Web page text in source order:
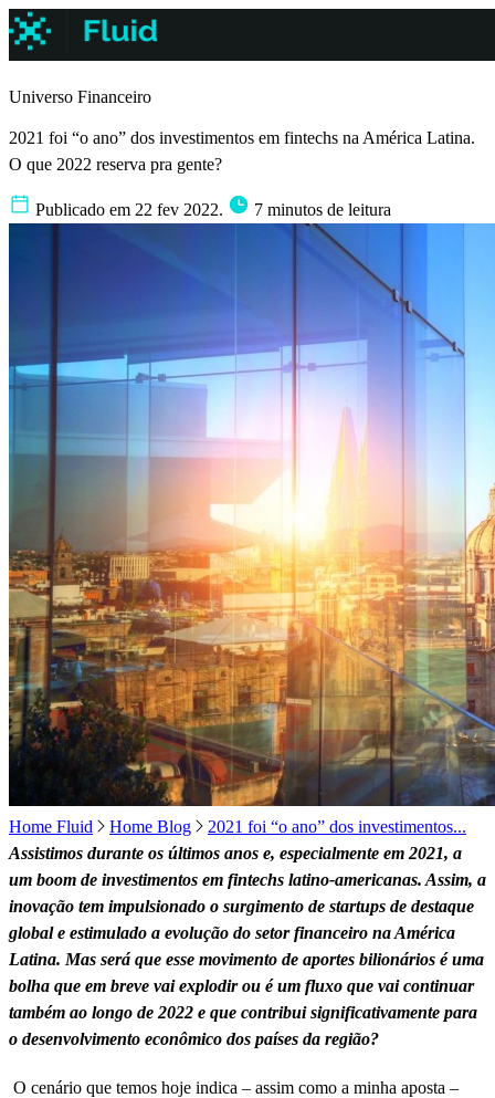
Universo Financeiro
2021 foi “o ano” dos investimentos em fintechs na América Latina.
O que 2022 reserva pra gente?
Publicado em 22 fev 2022. 7 minutos de leitura
Home Fluid Home Blog
2021 foi “o ano” dos investimentos...
Assistimos durante os últimos anos e, especialmente em 2021, a
um boom de investimentos em fintechs latino-americanas. Assim, a
inovação tem impulsionado o surgimento de startups de destaque
global e estimulado a evolução do setor financeiro na América
Latina. Mas será que esse movimento de aportes bilionários é uma
bolha que em breve vai explodir ou é um fluxo que vai continuar
também ao longo de 2022 e que contribui significativamente para
o desenvolvimento econômico dos países da região?
O cenário que temos hoje indica – assim como a minha aposta –